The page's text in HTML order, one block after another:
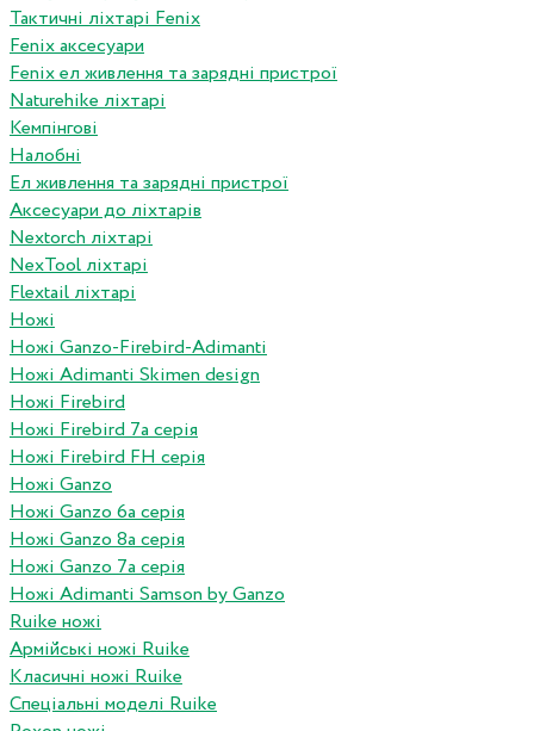
Тактичні ліхтарі Fenix
Fenix аксесуари
Fenix ел живлення та зарядні пристрої
Naturehike ліхтарі
Кемпінгові
Налобні
Ел живлення та зарядні пристрої
Аксесуари до ліхтарів
Nextorch ліхтарі
NexTool ліхтарі
Flextail ліхтарі
Ножі
Ножі Ganzo-Firebird-Adimanti
Ножі Adimanti Skimen design
Ножі Firebird
Ножі Firebird 7а серія
Ножі Firebird FH серія
Ножі Ganzo
Ножі Ganzo 6а серія
Ножі Ganzo 8а серія
Ножі Ganzo 7а серія
Ножі Adimanti Samson by Ganzo
Ruike ножі
Армійські ножі Ruike
Класичні ножі Ruike
Спеціальні моделі Ruike